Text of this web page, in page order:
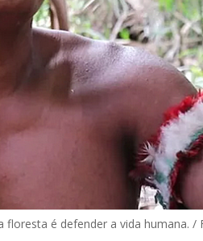
é defender a vida humana. /